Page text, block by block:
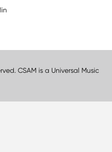
CSAM is a Universal Music